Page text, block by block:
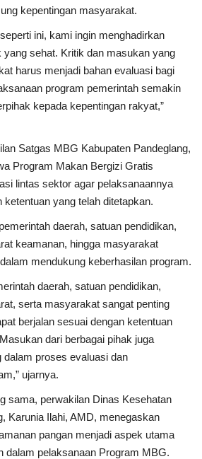
kepentingan masyarakat.
ini, kami ingin menghadirkan
yang sehat. Kritik dan masukan yang
harus menjadi bahan evaluasi bagi
program pemerintah semakin
kepada kepentingan rakyat,”
Satgas MBG Kabupaten Pandeglang,
Program Makan Bergizi Gratis
lintas sektor agar pelaksanaannya
ketentuan yang telah ditetapkan.
daerah, satuan pendidikan,
keamanan, hingga masyarakat
mendukung keberhasilan program.
daerah, satuan pendidikan,
serta masyarakat sangat penting
berjalan sesuai dengan ketentuan
dari berbagai pihak juga
dalam proses evaluasi dan
ujarnya.
sama, perwakilan Dinas Kesehatan
Karunia Ilahi, AMD, menegaskan
pangan menjadi aspek utama
dalam pelaksanaan Program MBG.